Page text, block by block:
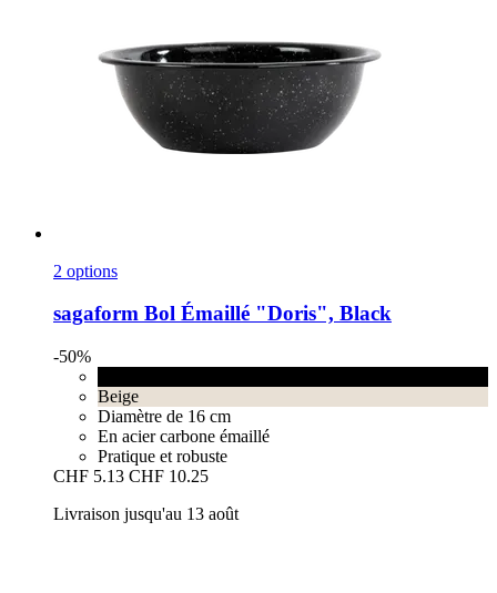
2 options
sagaform Bol Émaillé "Doris", Black
-50%
Beige
Diamètre de 16 cm
En acier carbone émaillé
Pratique et robuste
CHF 5.13 CHF 10.25
Livraison jusqu'au 13 août